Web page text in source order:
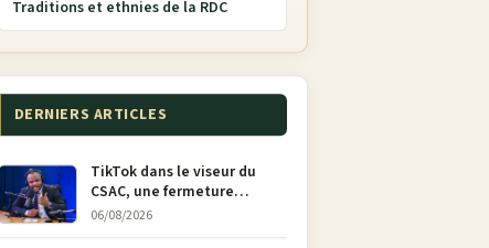
Traditions et ethnies de la RDC
DERNIERS ARTICLES
TikTok dans le viseur du
CSAC, une fermeture
envisagée pour contrer la
06/08/2026